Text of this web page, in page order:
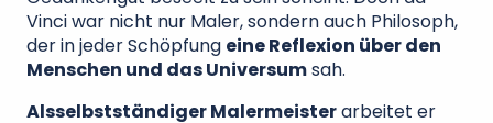
Vinci war nicht nur Maler, sondern auch Philosoph,
der in jeder Schöpfung eine Reflexion über den
Menschen und das Universumsah.
Alsselbstständiger Malermeisterarbeitet er